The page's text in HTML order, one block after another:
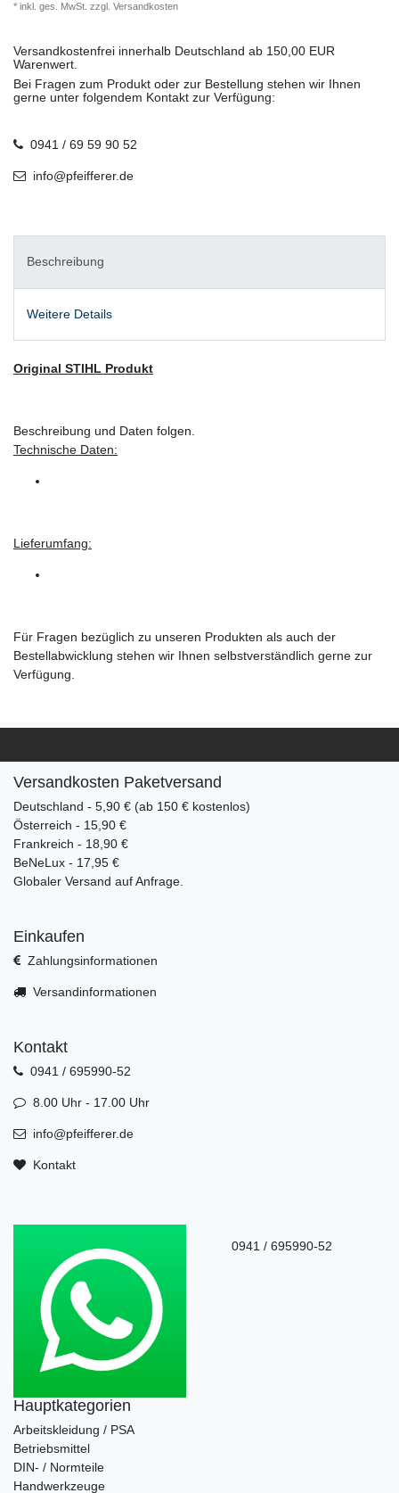
* inkl. ges. MwSt. zzgl. Versandkosten
Versandkostenfrei innerhalb Deutschland ab 150,00 EUR
Warenwert.
Bei Fragen zum Produkt oder zur Bestellung stehen wir Ihnen
gerne unter folgendem Kontakt zur Verfügung:
0941 / 69 59 90 52
info@pfeifferer.de
Beschreibung
Weitere Details
Original STIHL Produkt
Beschreibung und Daten folgen.
Technische Daten:
Lieferumfang:
Für Fragen bezüglich zu unseren Produkten als auch der
Bestellabwicklung stehen wir Ihnen selbstverständlich gerne zur
Verfügung.
Versandkosten Paketversand
Deutschland - 5,90 € (ab 150 € kostenlos)
Österreich - 15,90 €
Frankreich - 18,90 €
BeNeLux - 17,95 €
Globaler Versand auf Anfrage.
Einkaufen
Zahlungsinformationen
Versandinformationen
Kontakt
0941 / 695990-52
8.00 Uhr - 17.00 Uhr
info@pfeifferer.de
Kontakt
0941 / 695990-52
Hauptkategorien
Arbeitskleidung / PSA
Betriebsmittel
DIN- / Normteile
Handwerkzeuge